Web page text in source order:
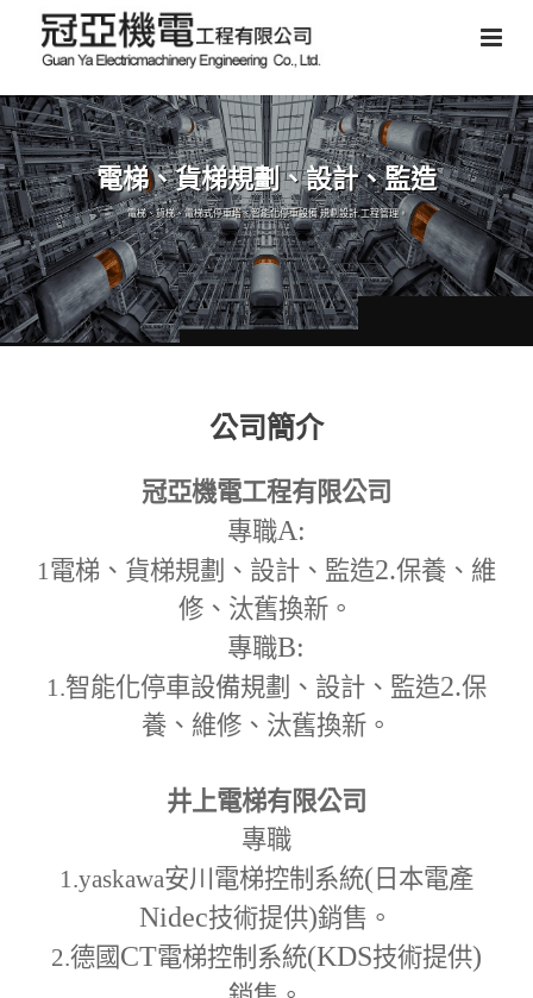
電梯、貨梯規劃、設計、監造
電梯、貨梯、電梯式停車塔、智能化停車設備,規劃設計,工程管理。
公司簡介
冠亞機電工程有限公司
專職A:
1電梯、貨梯規劃、設計、監造2.保養、維
修、汰舊換新。
專職B:
1.智能化停車設備規劃、設計、監造2.保
養、維修、汰舊換新。
井上電梯有限公司
專職
1.yaskawa安川電梯控制系統( 日本電產
Nidec技術提供)銷售。
2.德國 CT電梯控制系統(KDS技術提供)